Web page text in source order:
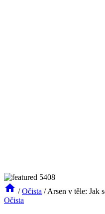
/ Očista / Arsen v těle: Jak
Očista